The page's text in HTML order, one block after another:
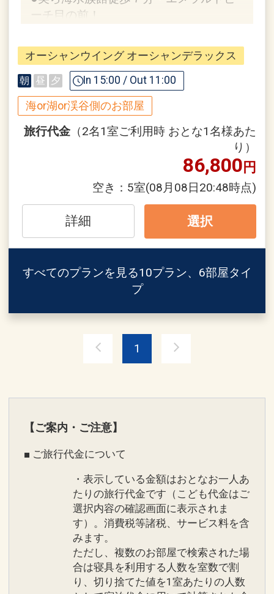
（通年／9：00～19：00）
【ご案内】
・全室禁煙（喫煙ブース／1F～3F）
・コインランドリー完備（有料）
【連泊時の客室清掃（エコ清掃）に関す
タオル交換/ゴミ回収/お水の補充のみと
設定期間：2026年6月21日～2026年9月
30日
インターネットコース番号：DP-2-
200000045224
ーチ目の前！
ここがポイント！
●ウェルカムドリンクとして「オリオン
ビール」をご用意！（ソフトドリンクに
も変更可）
※提供場所はホテル到着時にご確認くだ
●ご朝食ブッフェ「The Orion Brasserie
＆ Table」にて、オリオンビールのフリ
ーフローをご用意！
●朝食をランチに変更可能（要フロント
※状況により、ランチ営業時間や内容に
変更の場合がございます。
※客室冷蔵庫にオリオンザドラフト(缶)
（おとな・おひとり様各１本）
◆プール＆ビーチのご紹介◆
●エメラルドビーチ
「快水浴場百選」に選ばれた、海洋博公
園のエメラルドビーチに一番近いホテ
遊泳時間）季節により異なりますので現
地にてご確認ください。
オーシャンウイング オーシャンデラックス
朝 昼 夕 In 15:00 / Out 11:00
海or湖or渓谷側のお部屋
旅行代金 （2名1室ご利用時 おとな1名様あた
り）
86,800円
空き： 5室(08月08日20:48時点)
詳細 選択
すべてのプランを見る10プラン、6部屋タイ
プ
1
【ご案内・ご注意】
■ ご旅行代金について
・表示している金額はおとなお一人あ
たりの旅行代金です（こども代金はご
選択内容の確認画面に表示されま
す）。消費税等諸税、サービス料を含
みます。
ただし、複数のお部屋で検索された場
合は寝具を利用する人数を室数で割
り、切り捨てた値を1室あたりの人数